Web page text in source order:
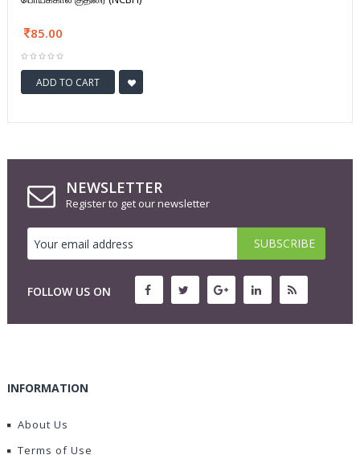
85.00
ADD TO CART
NEWSLETTER
Register to get our newsletter
FOLLOW US ON
INFORMATION
About Us
Terms of Use